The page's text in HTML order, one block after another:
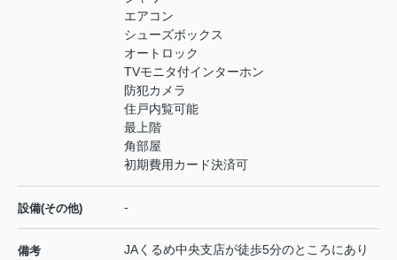
エアコン
シューズボックス
オートロック
TVモニタ付インターホン
防犯カメラ
住戸内覧可能
最上階
角部屋
初期費用カード決済可
設備(その他) -
備考
JAくるめ中央支店が徒歩5分のところにあり